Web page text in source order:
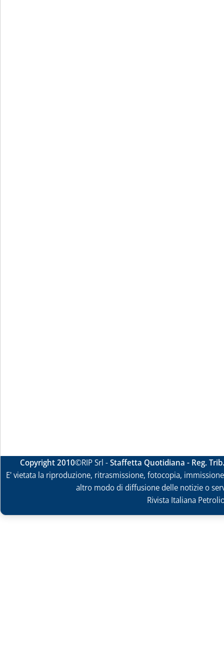
Copyright 2010©RIP Srl -Staffetta Quotidiana - Reg.
E' vietata la riproduzione, ritrasmissione, fotocopia,
altro modo di diffusione delle notizie o
Rivista Italiana